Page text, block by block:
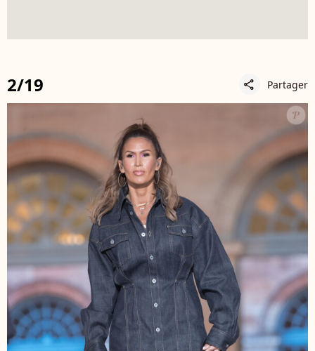
2/19 share Partager